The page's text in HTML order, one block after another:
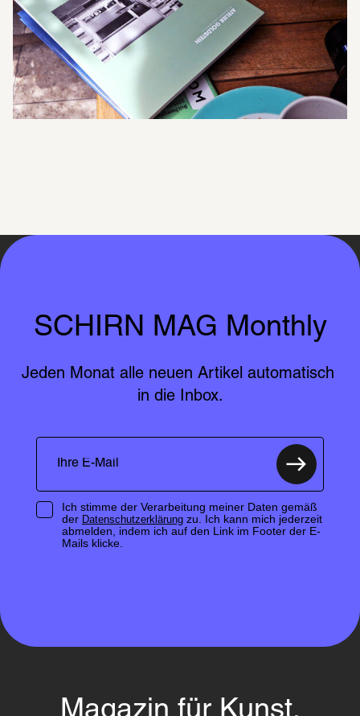
SCHIRN MAG Monthly
Jeden Monat alle neuen Artikel automatisch
in die Inbox.
Ich stimme der Verarbeitung meiner Daten gemäß
der Datenschutzerklärungzu. Ich kann mich jederzeit
abmelden, indem ich auf den Link im Footer der E-
Mails klicke.
Magazin für Kunst,